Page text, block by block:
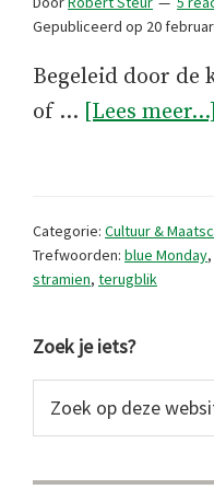
Gepubliceerd op 20
Begeleid door de
of … [Lees
Categorie: Cultuur &
Trefwoorden: blue Monday,
stramien, terugblik
Primaire
Sidebar
Zoek je iets?
op
website